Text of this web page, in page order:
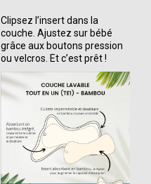
Clipsez l’insert dans la
couche. Ajustez sur bébé
grâce aux boutons pression
ou velcros. Et c’est prêt !